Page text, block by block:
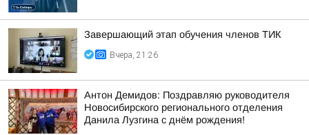
Завершающий этап обучения членов ТИК
Вчера, 21:26
Антон Демидов: Поздравляю руководителя
Новосибирского регионального отделения
Данила Лузгина с днём рождения!